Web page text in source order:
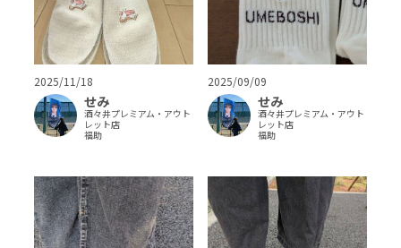
2025/11/18
せみ
酒々井プレミアム・アウト
レット店
福助
2025/09/09
せみ
酒々井プレミアム・アウト
レット店
福助